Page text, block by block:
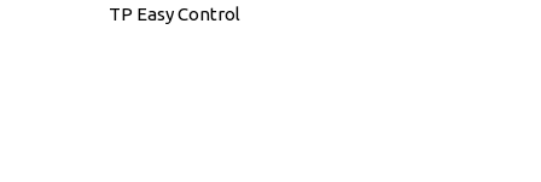
TP Easy Control